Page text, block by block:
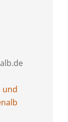
und